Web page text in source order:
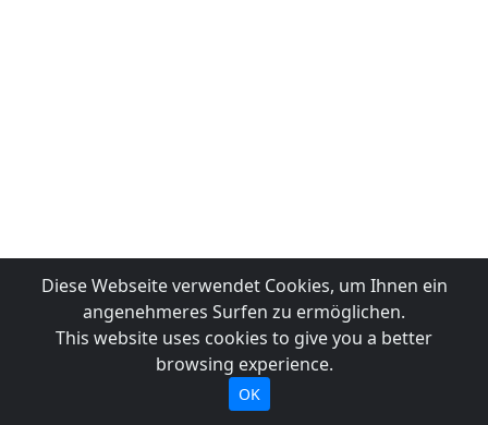
Diese Webseite verwendet Cookies, um Ihnen ein
angenehmeres Surfen zu ermöglichen.
This website uses cookies to give you a better
browsing experience.
OK